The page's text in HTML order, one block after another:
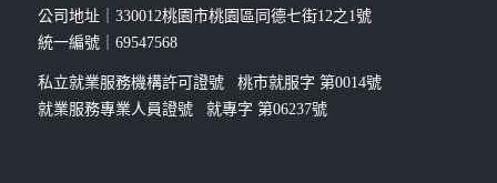
公司地址｜330012桃園市桃園區同德七街12之1號
統一編號｜69547568
私立就業服務機構許可證號 桃市就服字 第0014號
就業服務專業人員證號 就專字 第06237號